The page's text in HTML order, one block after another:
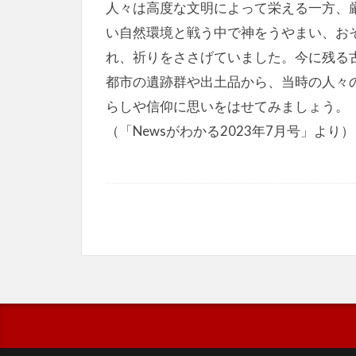
人々は高度な文明によって栄える一方、
い自然環境と戦う中で神をうやまい、お
れ、祈りをささげていました。今に残る
都市の遺跡群や出土品から、当時の人々
らしや信仰に思いをはせてみましょう。
（「Newsがわかる2023年7月号」より）